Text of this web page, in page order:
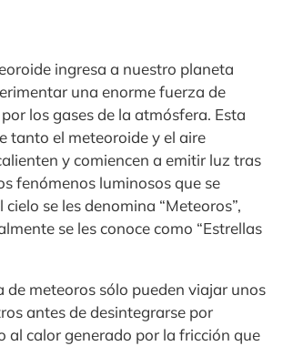
ingresa a nuestro planeta
una enorme fuerza de
los gases de la atmósfera. Esta
tanto el meteoroide y el aire
y comiencen a emitir luz tras
fenómenos luminosos que se
cielo se les denomina “Meteoros”,
se les conoce como “Estrellas
de meteoros sólo pueden viajar unos
antes de desintegrarse por
al calor generado por la fricción que